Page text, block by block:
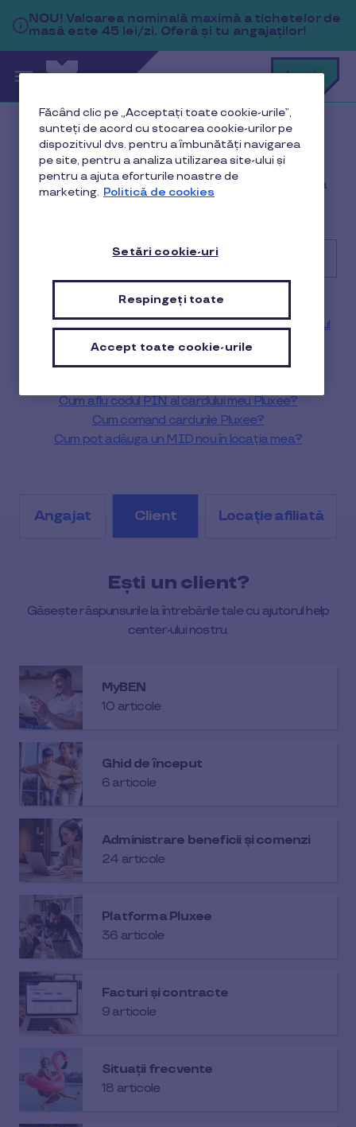
Sari la conținutul principal
Login
Cu ce te putem ajuta?
Suntem aici pentru tine! Scrie în căsuță întrebarea ta
putem
Articole populare
Cum deblochez un card Pluxee dacă am introdus codul
PIN greșit de 3 ori?
Cum îmi schimb adresa de email aferentă contului
Cum aflu codul PIN al cardului meu Pluxee?
Cum comand cardurile Pluxee?
Cum pot adăuga un MID nou în locația mea?
Angajat Client Locație afiliată
Ești un client?
Găsește răspunsurile la întrebările tale cu ajutorul help
center-ului nostru.
MyBEN
10 articole
Ghid de început
6 articole
Administrare beneficii și comenzi
24 articole
Platforma Pluxee
36 articole
Facturi și contracte
9 articole
Situații frecvente
18 articole
NOU! Valoarea nominală maximă a tichetelor de
masă este 45 lei/zi. Oferă și tu angajaților!
Făcând clic pe „Acceptați toate cookie-urile”,
sunteți de acord cu stocarea cookie-urilor pe
dispozitivul dvs. pentru a îmbunătăți navigarea
pe site, pentru a analiza utilizarea site-ului și
pentru a ajuta eforturile noastre de
marketing. Politică de cookies
Setări cookie-uri
Respingeți toate
Accept toate cookie-urile